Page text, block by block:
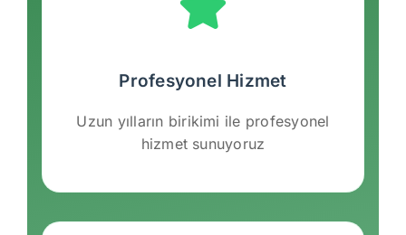
Profesyonel Hizmet
Uzun yılların birikimi ile profesyonel
hizmet sunuyoruz